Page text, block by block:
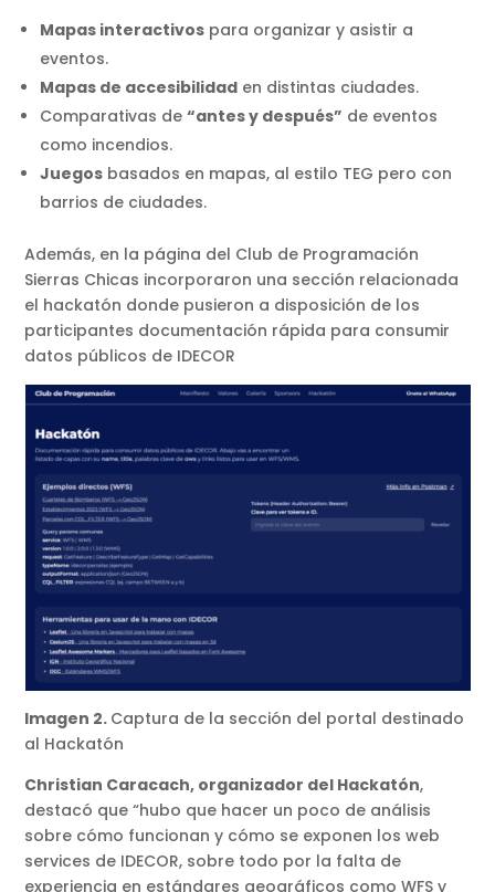
Mapas interactivos para organizar y asistir a
eventos.
Mapas de accesibilidad en distintas ciudades.
Comparativas de“antes y después” de eventos
como incendios.
Juegos basados en mapas, al estilo TEG pero con
barrios de ciudades.
Además, en la página del Club de Programación
Sierras Chicas incorporaron una sección relacionada
el hackatón donde pusieron a disposición de los
participantes documentación rápida para consumir
datos públicos de IDECOR
Imagen 2. Captura de la sección del portal destinado
al Hackatón
Christian Caracach, organizador del Hackatón,
destacó que “hubo que hacer un poco de análisis
sobre cómo funcionan y cómo se exponen los web
services de IDECOR, sobre todo por la falta de
experiencia en estándares geográficos como WFS y